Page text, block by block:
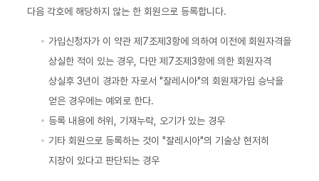
다음 각호에 해당하지 않는 한 회원으로 등록합니다.
가입신청자가 이 약관 제7조제3항에 의하여 이전에 회원자격을
상실한 적이 있는 경우, 다만 제7조제3항에 의한 회원자격
상실후 3년이 경과한 자로서 "잘레시아"의 회원재가입 승낙을
얻은 경우에는 예외로 한다.
등록 내용에 허위, 기재누락, 오기가 있는 경우
기타 회원으로 등록하는 것이 "잘레시아"의 기술상 현저히
지장이 있다고 판단되는 경우